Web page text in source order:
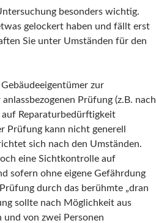
besonders wichtig.
gelockert haben und fällt erst
Sie unter Umständen für den
zur
Prüfung (z.B. nach
auf Reparaturbedürftigkeit
kann nicht generell
sich nach den Umständen.
eine Sichtkontrolle auf
sofern ohne eigene Gefährdung
durch das berühmte „dran
sollte nach Möglichkeit aus
von zwei Personen